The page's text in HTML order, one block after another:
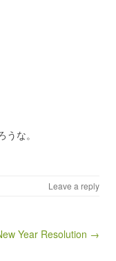
な。
Leave a reply
Year Resolution →